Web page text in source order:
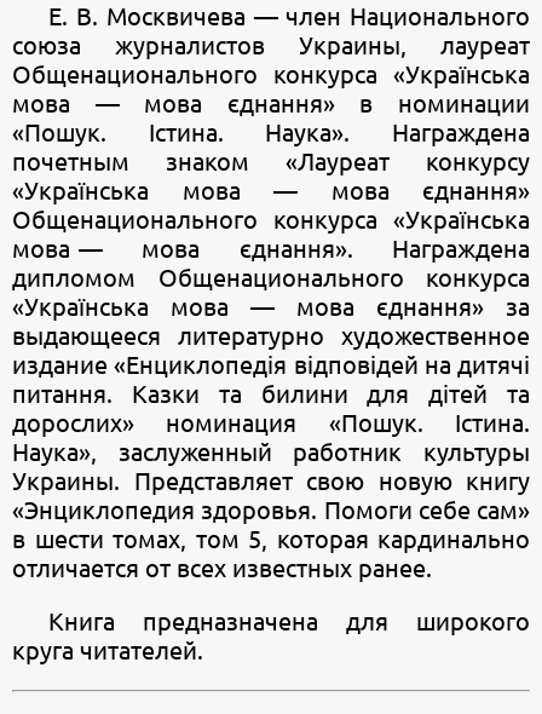
Е. В. Москвичева — член Национального
союза журналистов Украины, лауреат
Общенационального конкурса «Українська
мова — мова єднання» в номинации
«Пошук. Істина. Наука». Награждена
почетным знаком «Лауреат конкурсу
«Українська мова — мова єднання»
Общенационального конкурса «Українська
мова — мова єднання». Награждена
дипломом Общенационального конкурса
«Українська мова — мова єднання» за
выдающееся литературно художественное
издание «Енциклопедія відповідей на дитячі
питання. Казки та билини для дітей та
дорослих» номинация «Пошук. Істина.
Наука», заслуженный работник культуры
Украины. Представляет свою новую книгу
«Энциклопедия здоровья. Помоги себе сам»
в шести томах, том 5, которая кардинально
отличается от всех известных ранее.
Книга предназначена для широкого
круга читателей.